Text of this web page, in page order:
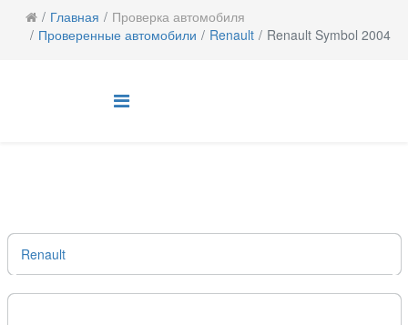
Главная
Проверка автомобиля
Проверенные автомобили
Renault Renault Symbol 2004
Renault